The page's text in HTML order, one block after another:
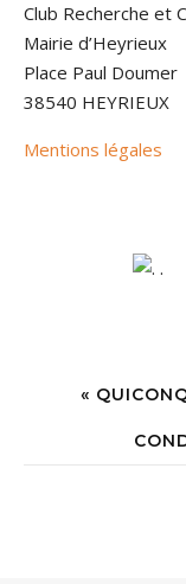
Club Recherche et
Mairie d’Heyrieux
Place Paul Doumer
38540 HEYRIEUX
Mentions légales
«